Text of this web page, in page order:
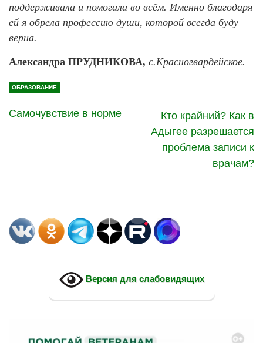
поддерживала и помогала во всём. Именно благодаря
ей я обрела профессию души, которой всегда буду
верна.
Александра ПРУДНИКОВА, с.Красногвардейское.
ОБРАЗОВАНИЕ
Самочувствие в норме
Кто крайний? Как в
Адыгее разрешается
проблема записи к
врачам?
Версия для слабовидящих